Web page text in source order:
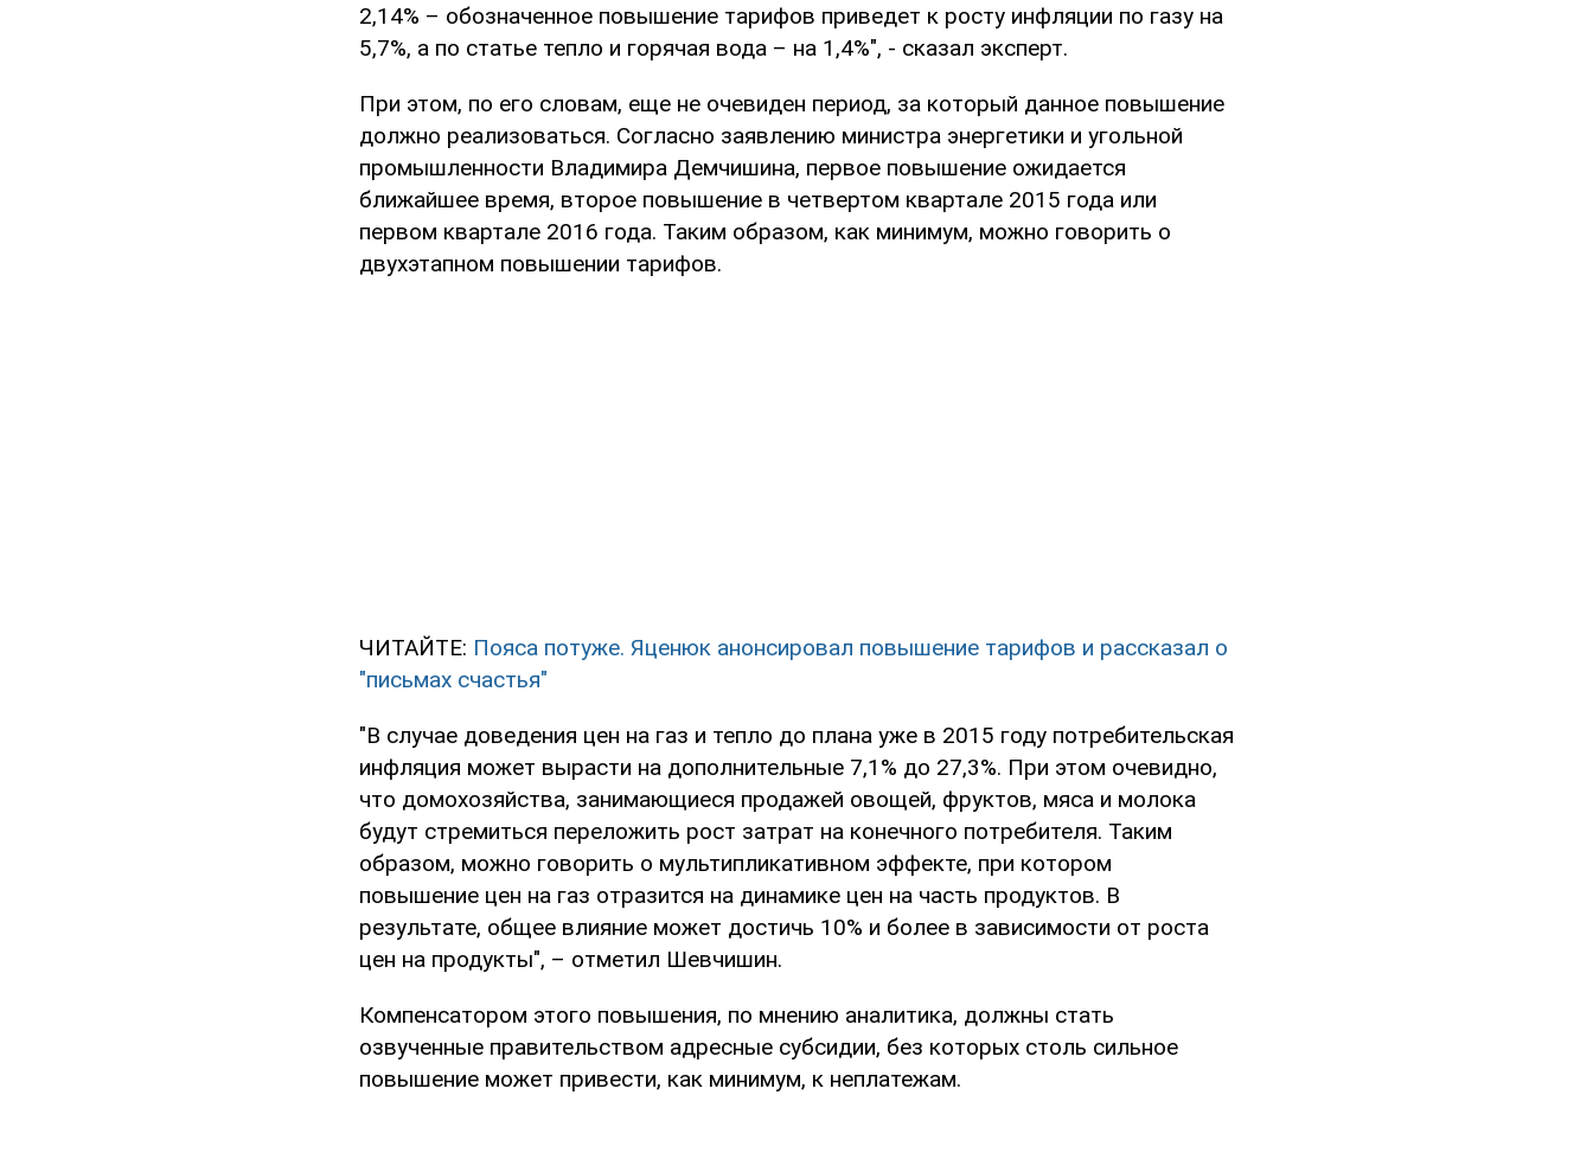
2,14% – обозначенное повышение тарифов приведет к росту инфляции по газу на
5,7%, а по статье тепло и горячая вода – на 1,4%", - сказал эксперт.
При этом, по его словам, еще не очевиден период, за который данное повышение
должно реализоваться. Согласно заявлению министра энергетики и угольной
промышленности Владимира Демчишина, первое повышение ожидается
ближайшее время, второе повышение в четвертом квартале 2015 года или
первом квартале 2016 года. Таким образом, как минимум, можно говорить о
двухэтапном повышении тарифов.
ЧИТАЙТЕ: Пояса потуже. Яценюк анонсировал повышение тарифов и рассказал о
"письмах счастья"
"В случае доведения цен на газ и тепло до плана уже в 2015 году потребительская
инфляция может вырасти на дополнительные 7,1% до 27,3%. При этом очевидно,
что домохозяйства, занимающиеся продажей овощей, фруктов, мяса и молока
будут стремиться переложить рост затрат на конечного потребителя. Таким
образом, можно говорить о мультипликативном эффекте, при котором
повышение цен на газ отразится на динамике цен на часть продуктов. В
результате, общее влияние может достичь 10% и более в зависимости от роста
цен на продукты", – отметил Шевчишин.
Компенсатором этого повышения, по мнению аналитика, должны стать
озвученные правительством адресные субсидии, без которых столь сильное
повышение может привести, как минимум, к неплатежам.